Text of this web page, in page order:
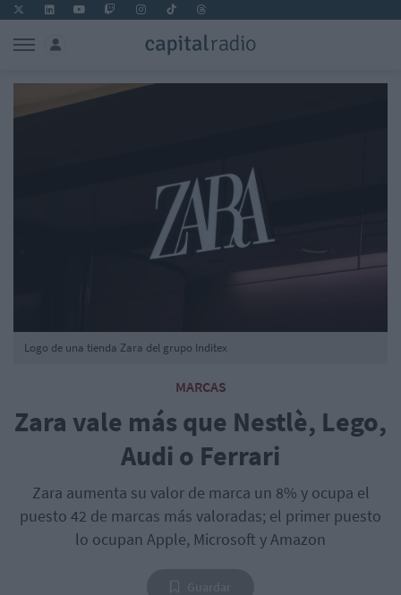
MARCAS
Zara vale más que Nestlè, Lego,
Audi o Ferrari
Zara aumenta su valor de marca un 8% y ocupa el
puesto 42 de marcas más valoradas; el primer puesto
lo ocupan Apple, Microsoft y Amazon
Logo de una tienda Zara del grupo Inditex